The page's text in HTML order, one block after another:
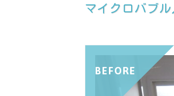
マイクロバブ
BEFORE